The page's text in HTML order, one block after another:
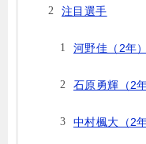
注目選手
河野佳（2年）
石原勇輝（2年
中村楓大（2年